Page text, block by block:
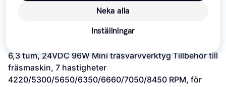
6,3 tum, 24VDC 96W Mini träsvarvverktyg Tillbehör till
fräsmaskin, 7 hastigheter
4220/5300/5650/6350/6660/7050/8450 RPM, för
Neka alla
Inställningar